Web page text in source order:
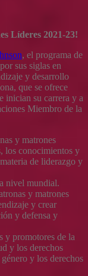
Líderes 2021-23!
, el programa de
sus siglas en
y desarrollo
que se ofrece
inician su carrera y a
Miembro de la
y matrones
los conocimientos y
de liderazgo y
nivel mundial.
y matrones
y crear
y defensa y
y promotores de la
y los derechos
y los derechos